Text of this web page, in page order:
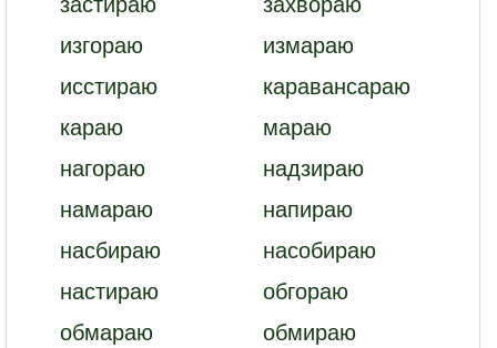
изгораю
измараю
исстираю
каравансараю
караю
мараю
нагораю
надзираю
намараю
напираю
насбираю
насобираю
настираю
обгораю
обмараю
обмираю